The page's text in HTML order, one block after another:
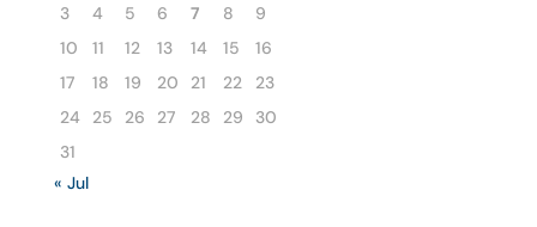
3
4 5 6 7 8
9
10
11 12 13 14 15
16
17
18 19 20 21 22
23
24
25 26 27 28 29
30
31
« Jul